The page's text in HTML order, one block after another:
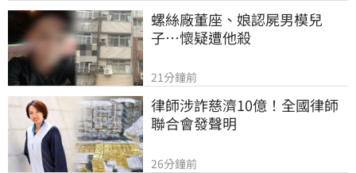
螺絲廠董座、娘認屍男模兒
子…懷疑遭他殺
21分鐘前
律師涉詐慈濟10億！全國律師
聯合會發聲明
26分鐘前